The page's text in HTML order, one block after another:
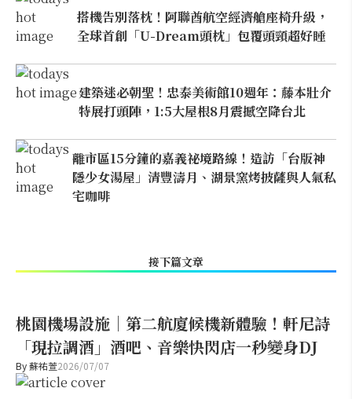
搭機告別落枕！阿聯酋航空經濟艙座椅升級，
全球首創「U-Dream頭枕」包覆頭頸超好睡
建築迷必朝聖！忠泰美術館10週年：藤本壯介
特展打頭陣，1:5大屋根8月震撼空降台北
離市區15分鐘的嘉義祕境路線！造訪「台版神
隱少女湯屋」清豐濤月、湖景窯烤披薩與人氣私
宅咖啡
接下篇文章
桃園機場設施｜第二航廈候機新體驗！軒尼詩
「現拉調酒」酒吧、音樂快閃店一秒變身DJ
By蘇祐萱2026/07/07